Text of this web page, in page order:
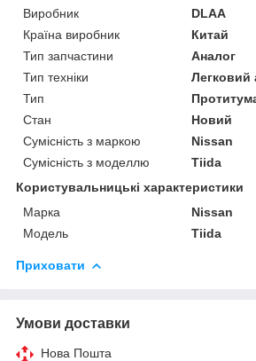
Виробник
DLAA
Країна виробник
Китай
Тип запчастини
Аналог
Тип техніки
Легковий
Тип
Стан
Новий
Сумісність з маркою
Nissan
Сумісність з моделлю
Tiida
Користувальницькі характеристики
Марка
Nissan
Модель
Tiida
Приховати
Умови доставки
Нова Пошта